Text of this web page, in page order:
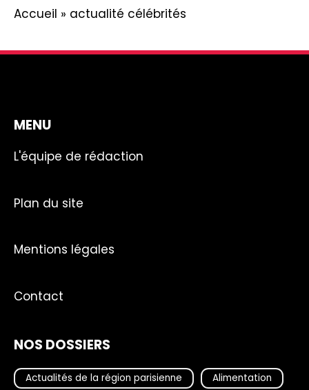
Accueil » actualité célébrités
MENU
L'équipe de rédaction
Plan du site
Mentions légales
Contact
NOS DOSSIERS
Actualités de la région parisienne
Alimentation